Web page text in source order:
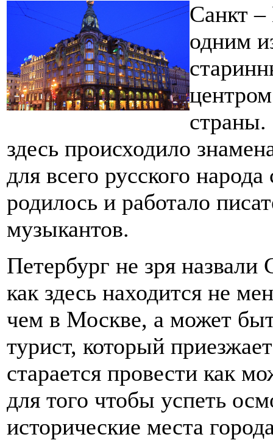
Санкт –
одним
страны.
здесь происходило
для всего русского
родилось и работало
музыкантов.
Петербург не зря назвали
как здесь находится не
чем в Москве, а может
турист, который
старается провести как
для того чтобы успеть
исторические места